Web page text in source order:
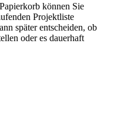
können Sie
Projektliste
später entscheiden, ob
oder es dauerhaft